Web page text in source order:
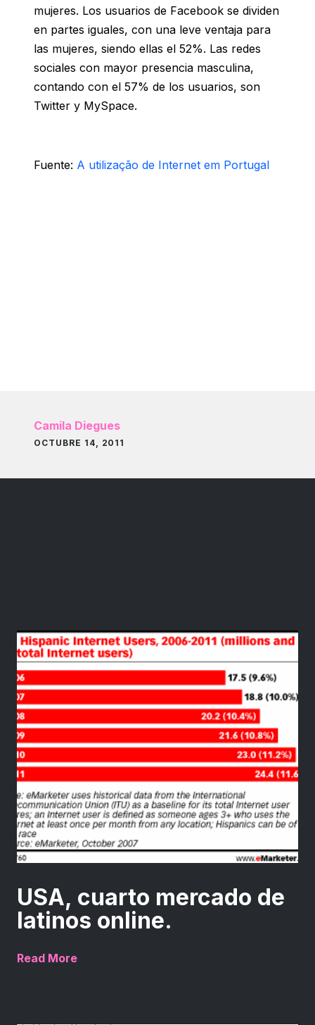
mujeres. Los usuarios de Facebook se dividen
en partes iguales, con una leve ventaja para
las mujeres, siendo ellas el 52%. Las redes
sociales con mayor presencia masculina,
contando con el 57% de los usuarios, son
Twitter y MySpace.
Fuente: A utilização de Internet em Portugal
Camila Diegues
OCTUBRE 14, 2011
USA, cuarto mercado de
latinos online.
Read More